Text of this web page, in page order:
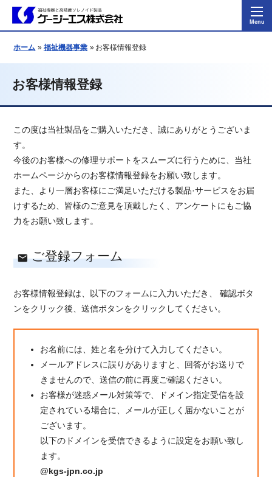
ホーム 福祉機器事業 お客様情報登録
お客様情報登録
この度は当社製品をご購入いただき、誠にありがとうございま
す。
今後のお客様への修理サポートをスムーズに行うために、当社
ホームページからのお客様情報登録をお願い致します。
また、より一層お客様にご満足いただける製品·サービスをお届
けするため、皆様のご意見を頂戴したく、アンケートにもご協
力をお願い致します。
ご登録フォーム
お客様情報登録は、以下のフォームに入力いただき、
確認ボタ
ンをクリック後、送信ボタンをクリックしてください。
お名前には、姓と名を分けて入力してください。
メールアドレスに誤りがありますと、回答がお送りで
きませんので、送信の前に再度ご確認ください。
お客様が迷惑メール対策等で、ドメイン指定受信を設
定されている場合に、メールが正しく届かないことが
ございます。
以下のドメインを受信できるように設定をお願い致し
ます。
@kgs-jpn.co.jp